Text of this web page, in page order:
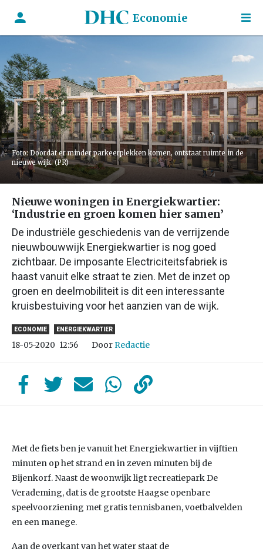
Economie
Foto: Doordat er minder parkeerplekken komen, ontstaat ruimte in de
nieuwe wijk. (PR)
Nieuwe woningen in Energiekwartier:
‘Industrie en groen komen hier samen’
De industriële geschiedenis van de verrijzende
nieuwbouwwijk Energiekwartier is nog goed
zichtbaar. De imposante Electriciteitsfabriek is
haast vanuit elke straat te zien. Met de inzet op
groen en deelmobiliteit is dit een interessante
kruisbestuiving voor het aanzien van de wijk.
ECONOMIE ENERGIEKWARTIER
18-05-2020 12:56 DoorRedactie
Met de fiets ben je vanuit het Energiekwartier in vijftien
minuten op het strand en in zeven minuten bij de
Bijenkorf. Naast de woonwijk ligt recreatiepark De
Verademing, dat is de grootste Haagse openbare
speelvoorziening met gratis tennisbanen, voetbalvelden
en een manege.
Aan de overkant van het water staat de